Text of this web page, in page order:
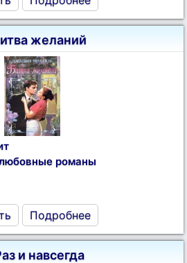
желаний
романы
Подробнее
и навсегда